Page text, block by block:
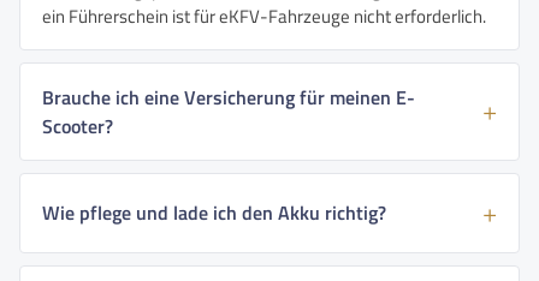
ein Führerschein ist für eKFV-Fahrzeuge nicht erforderlich.
Brauche ich eine Versicherung für meinen E-
Scooter?
Wie pflege und lade ich den Akku richtig?